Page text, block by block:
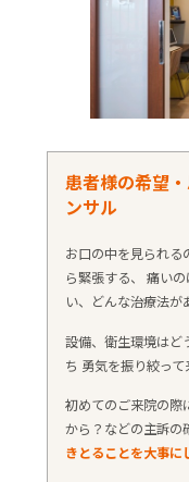
患者様の希望
ンサル
お口の中を見られる
ら緊張する、 痛い
い、どんな治療法が
設備、衛生環境はど
ち 勇気を振り絞って
初めてのご来院の際
から？などの主訴の
きとることを大事に